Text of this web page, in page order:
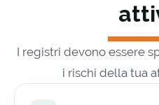
I registri devono essere
i rischi della tua